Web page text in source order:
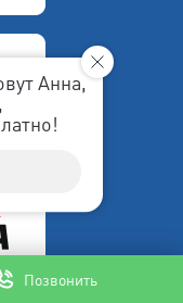
Позвонить
Анна,